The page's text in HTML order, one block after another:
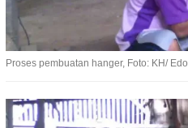
Proses pembuatan hanger, Foto: KH/ Edo